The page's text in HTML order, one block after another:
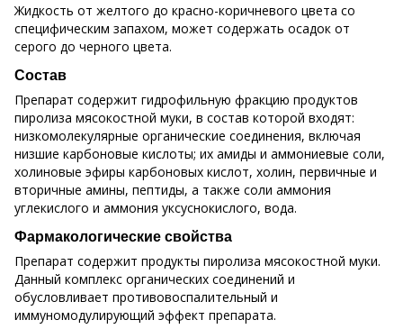
Жидкость от желтого до красно-коричневого цвета со
специфическим запахом, может содержать осадок от
серого до черного цвета.
Состав
Препарат содержит гидрофильную фракцию продуктов
пиролиза мясокостной муки, в состав которой входят:
низкомолекулярные органические соединения, включая
низшие карбоновые кислоты; их амиды и аммониевые соли,
холиновые эфиры карбоновых кислот, холин, первичные и
вторичные амины, пептиды, а также соли аммония
углекислого и аммония уксуснокислого, вода.
Фармакологические свойства
Препарат содержит продукты пиролиза мясокостной муки.
Данный комплекс органических соединений и
обусловливает противовоспалительный и
иммуномодулирующий эффект препарата.